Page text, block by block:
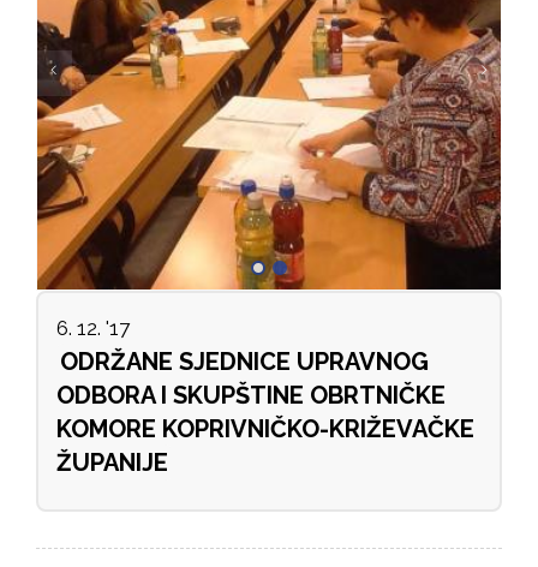
6. 12. '17
ODRŽANE SJEDNICE UPRAVNOG
ODBORA I SKUPŠTINE OBRTNIČKE
KOMORE KOPRIVNIČKO-KRIŽEVAČKE
ŽUPANIJE